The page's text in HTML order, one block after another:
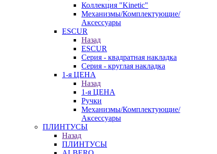
Коллекция "Kinetic"
Механизмы/Комплектующие/
Аксессуары
ESCUR
Назад
ESCUR
Серия - квадратная накладка
Серия - круглая накладка
1-я ЦЕНА
Назад
1-я ЦЕНА
Ручки
Механизмы/Комплектующие/
Аксессуары
ПЛИНТУСЫ
Назад
ПЛИНТУСЫ